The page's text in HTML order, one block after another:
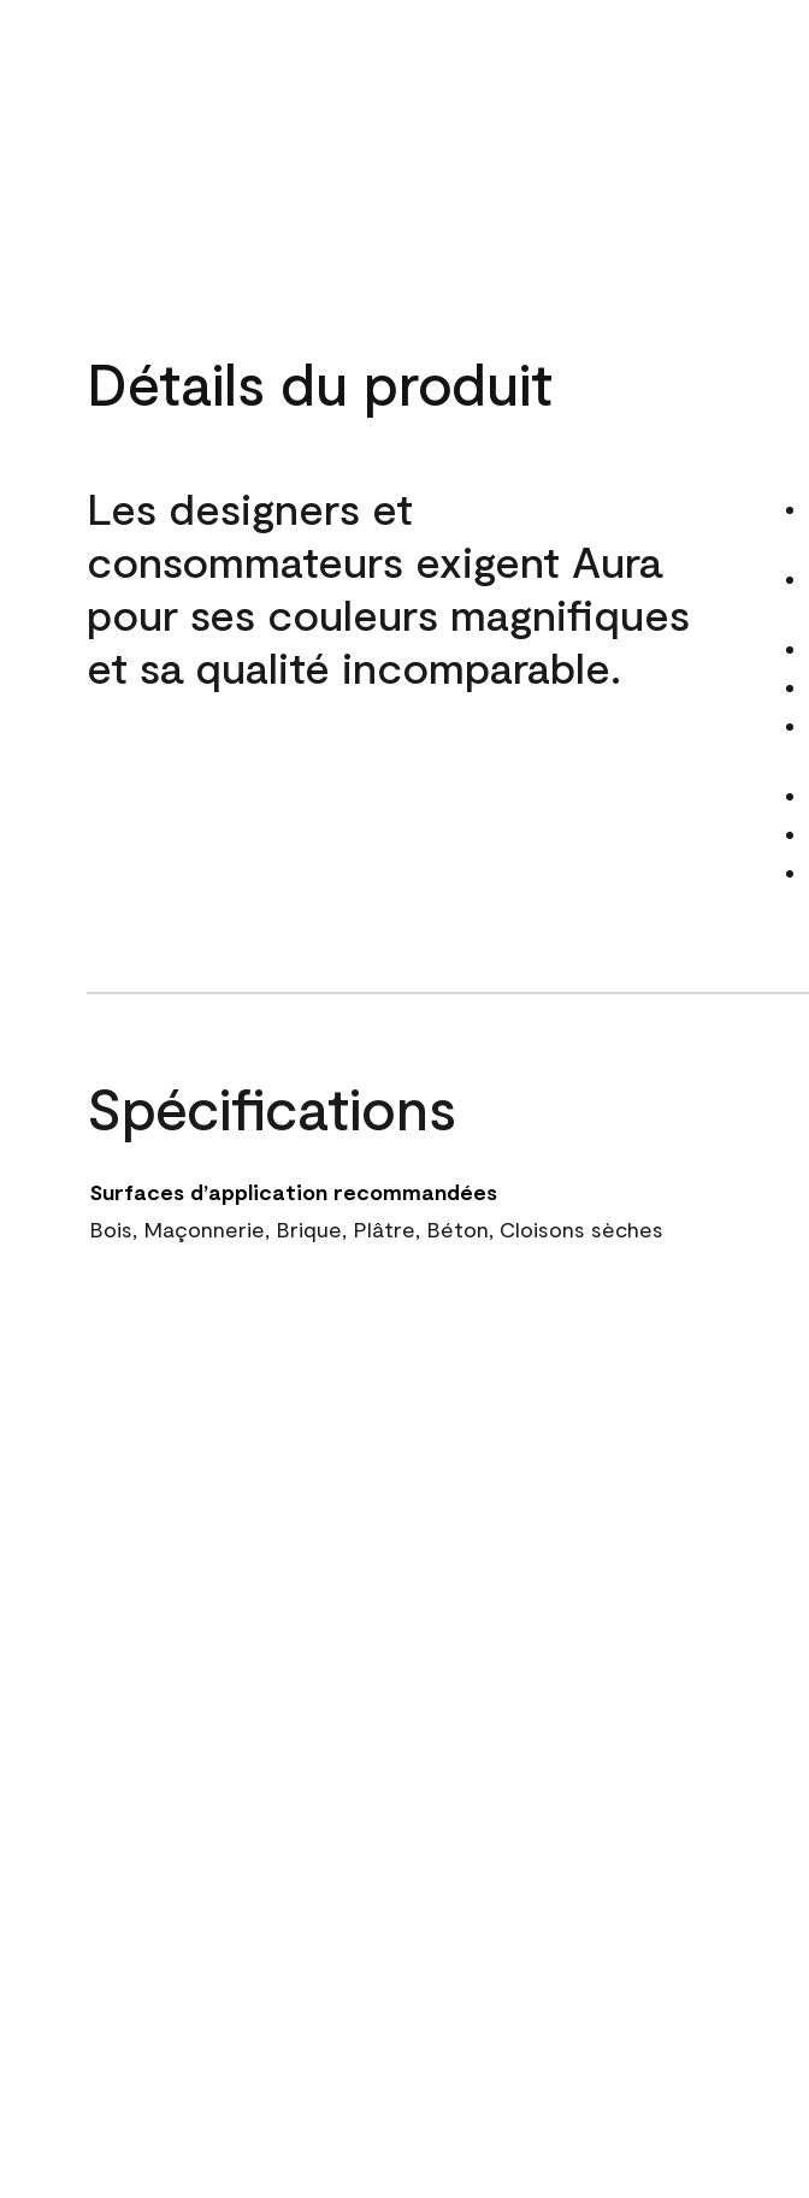
Détails du produit
Les designers et
consommateurs exigent Aura
pour ses couleurs magnifiques
et sa qualité incomparable.
Spécifications
Surfaces d’application recommandées
Bois, Maçonnerie, Brique, Plâtre, Béton, Cloisons sèches